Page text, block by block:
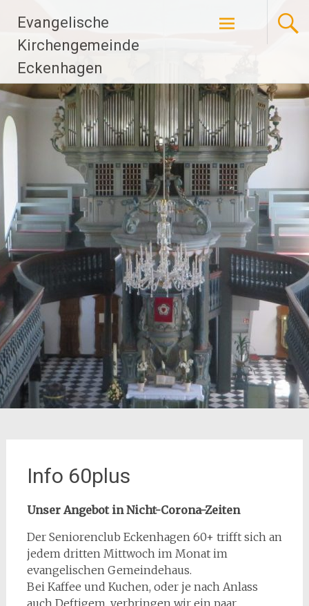
Inhalt
springen
Evangelische
Kirchengemeinde
Eckenhagen
Info 60plus
Unser Angebot in Nicht-Corona-Zeiten
Der Seniorenclub Eckenhagen 60+ trifft sich an
jedem dritten Mittwoch im Monat im
evangelischen Gemeindehaus.
Bei Kaffee und Kuchen, oder je nach Anlass
auch Deftigem, verbringen wir ein paar